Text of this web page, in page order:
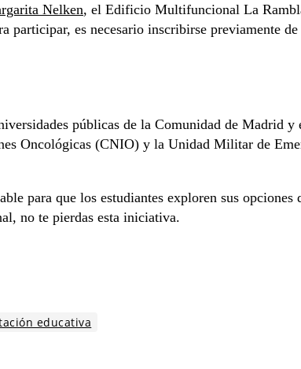
Nelken, el Edificio Multifuncional La
participar, es necesario inscribirse previamente
públicas de la Comunidad de Madrid
Oncológicas (CNIO) y la Unidad Militar de
para que los estudiantes exploren sus
no te pierdas esta iniciativa.
educativa